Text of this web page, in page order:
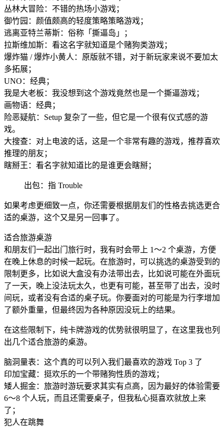
丛林大冒险：不错的热场小游戏；
御竹园：颜值颇高的轻度策略策略游戏；
逃离亚特兰蒂斯：俗称「撕逼岛」；
拉斯维加斯：看这名字就知道是个赌狗类游戏；
爆炸猫 / 爆炸小黄人：原版就不错，对于新玩家来说不要加太
多拓展；
UNO：经典；
我是大老板：我没想到这个游戏竟然也是一个撕逼游戏；
画物语：经典；
险恶疑航：Setup 复杂了一些，但它是一个很有仪式感的游
戏。
大搜查：对上电波的话，这是一个非常有趣的游戏，推荐喜欢
推理的朋友；
瞎掰王：看名字就知道比的是谁更会瞎掰；
出包：指 Trouble
如果考虑更细致一点，你还需要根据朋友们的性格去挑选更合
适的桌游，这个又是另一回事了。
适合旅游桌游
和朋友们一起出门旅行时，我有时会带上 1～2 个桌游，方便
在晚上休息的时候一起玩。在旅游时，可以挑选的桌游受到的
限制更多，比如说大盒没有办法带出去，比如说可能在外面玩
了一天，晚上没法玩太久，也更有可能，甚至带了出去，没时
间玩，或者没有合适的桌子玩。你要面对的可能是为行李增加
了额外重量，但最终因为各种原因没玩上的结果。
在这些限制下，纯卡牌游戏的优势就很明显了，在这里我也列
出几个适合旅游的桌游。
脑洞量表：这个真的可以列入我们最喜欢的游戏 Top 3 了
印加宝藏：挺欢乐的一个带赌狗性质的游戏；
矮人掘金：旅游时游玩要求其实有点高，因为最好的体验需要
6～8 个人玩，而且还需要桌子，但我私心挺喜欢就放上来
了；
犯人在跳舞